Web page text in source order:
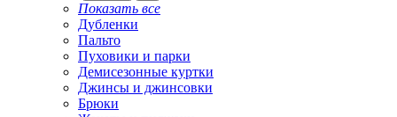
Показать все
Дубленки
Пальто
Пуховики и парки
Демисезонные куртки
Джинсы и джинсовки
Брюки